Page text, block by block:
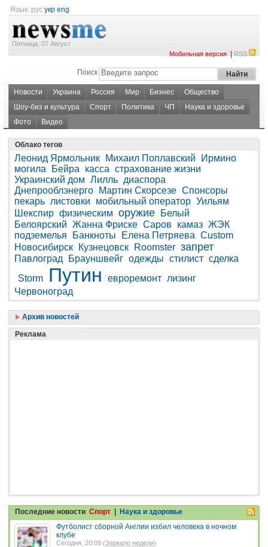
Язык: рус укр eng
Пятница, 07 Август
Мобильная версия|RSS
Поиск
Новости Украина Россия Мир Бизнес
Общество
Шоу-биз и культура
Спорт Политика ЧП
Наука и здоровье
Фото
Видео
Облако тегов
Леонид Ярмольник Михаил Поплавский
Ирмино
могила
Бейра касса страхование жизни
Украинский дом Лилль диаспора
Днепрооблэнерго
Мартин Скорсезе Спонсоры
пекарь листовки мобильный оператор Уильям
Шекспир физическим оружие
Белый
Белоярский Жанна Фриске Саров камаз ЖЭК
подземелья
Банкноты Елена Петряева Custom
Новосибирск
Кузнецовск Roomster запрет
Павлоград Брауншвейг одежды стилист сделка
Storm
Путин евроремонт лизинг
Червоноград
Архив новостей
Реклама
Последние новости Спорт
Наука и здоровье
Футболист сборной Англии избил человека в ночном
клубе
Сегодня, 20:09 (Зеркало недели)